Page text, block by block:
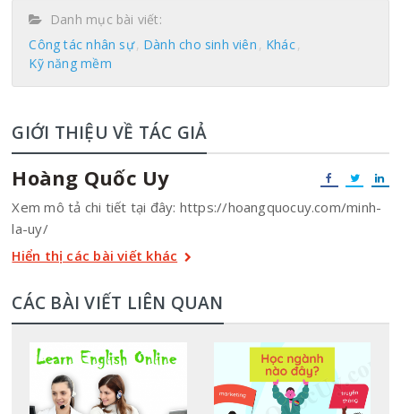
Danh mục bài viết:
Công tác nhân sự Dành cho sinh viên
Khác
Kỹ năng mềm
GIỚI THIỆU VỀ TÁC GIẢ
Hoàng Quốc Uy
Xem mô tả chi tiết tại đây: https://hoangquocuy.com/minh-
la-uy/
Hiển thị các bài viết khác
CÁC BÀI VIẾT LIÊN QUAN